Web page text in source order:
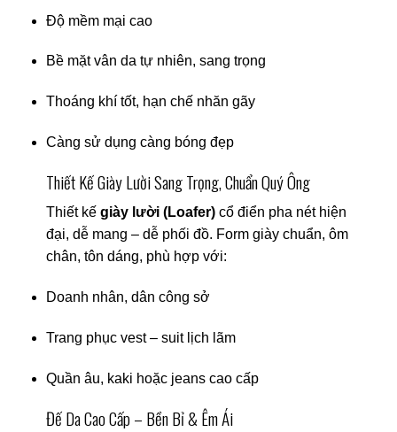
Độ mềm mại cao
Bề mặt vân da tự nhiên, sang trọng
Thoáng khí tốt, hạn chế nhăn gãy
Càng sử dụng càng bóng đẹp
Thiết Kế Giày Lười Sang Trọng, Chuẩn Quý Ông
Thiết kế giày lười (Loafer)cổ điển pha nét hiện
đại, dễ mang – dễ phối đồ. Form giày chuẩn, ôm
chân, tôn dáng, phù hợp với:
Doanh nhân, dân công sở
Trang phục vest – suit lịch lãm
Quần âu, kaki hoặc jeans cao cấp
Đế Da Cao Cấp – Bền Bỉ & Êm Ái